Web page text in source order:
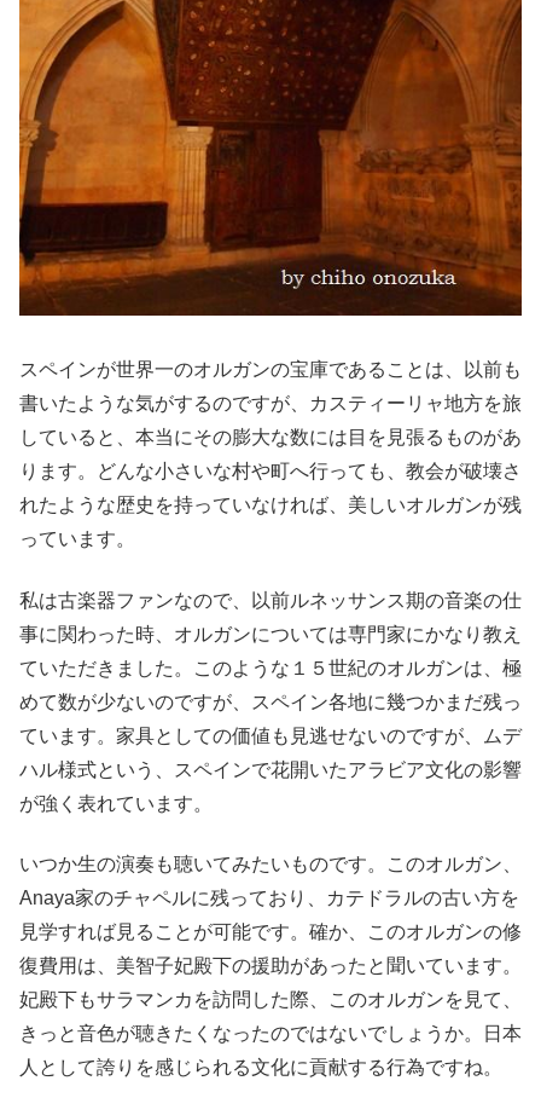
スペインが世界一のオルガンの宝庫であることは、以前も
書いたような気がするのですが、カスティーリャ地方を旅
していると、本当にその膨大な数には目を見張るものがあ
ります。どんな小さいな村や町へ行っても、教会が破壊さ
れたような歴史を持っていなければ、美しいオルガンが残
っています。
私は古楽器ファンなので、以前ルネッサンス期の音楽の仕
事に関わった時、オルガンについては専門家にかなり教え
ていただきました。このような１５世紀のオルガンは、極
めて数が少ないのですが、スペイン各地に幾つかまだ残っ
ています。家具としての価値も見逃せないのですが、ムデ
ハル様式という、スペインで花開いたアラビア文化の影響
が強く表れています。
いつか生の演奏も聴いてみたいものです。このオルガン、
Anaya家のチャペルに残っており、カテドラルの古い方を
見学すれば見ることが可能です。確か、このオルガンの修
復費用は、美智子妃殿下の援助があったと聞いています。
妃殿下もサラマンカを訪問した際、このオルガンを見て、
きっと音色が聴きたくなったのではないでしょうか。日本
人として誇りを感じられる文化に貢献する行為ですね。